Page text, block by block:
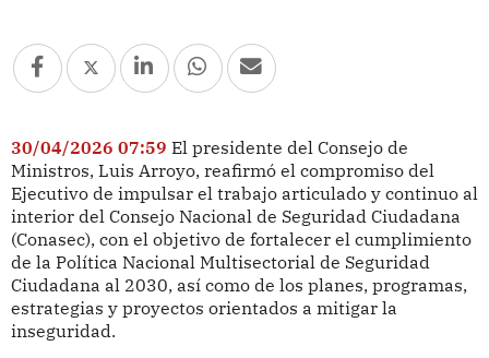
30/04/2026 07:59 El presidente del Consejo de
Ministros, Luis Arroyo, reafirmó el compromiso del
Ejecutivo de impulsar el trabajo articulado y continuo al
interior del Consejo Nacional de Seguridad Ciudadana
(Conasec), con el objetivo de fortalecer el cumplimiento
de la Política Nacional Multisectorial de Seguridad
Ciudadana al 2030, así como de los planes, programas,
estrategias y proyectos orientados a mitigar la
inseguridad.